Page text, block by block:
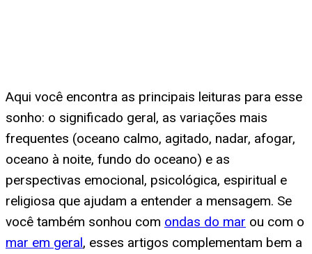
Aqui você encontra as principais leituras para esse
sonho: o significado geral, as variações mais
frequentes (oceano calmo, agitado, nadar, afogar,
oceano à noite, fundo do oceano) e as
perspectivas emocional, psicológica, espiritual e
religiosa que ajudam a entender a mensagem. Se
você também sonhou com ondas do mar ou com o
mar em geral, esses artigos complementam bem a